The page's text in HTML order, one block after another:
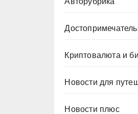
Криптовалюта и
Новости для
Новости плюс